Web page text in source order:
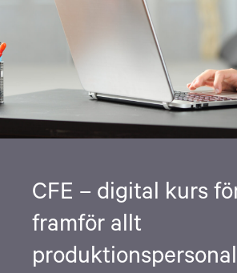
CFE – digital kurs
framför allt
produktionspersonal